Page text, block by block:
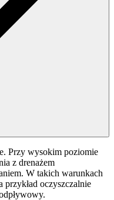
Przy wysokim poziomie
z drenażem
W takich warunkach
przykład oczyszczalnie